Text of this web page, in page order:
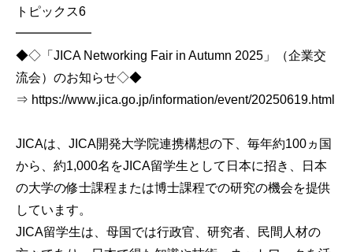
トピックス6
━━━━━━
◆◇「JICA Networking Fair in Autumn 2025」（企業交
流会）のお知らせ◇◆
⇒ https://www.jica.go.jp/information/event/20250619.html
JICAは、JICA開発大学院連携構想の下、毎年約100ヵ国
から、約1,000名をJICA留学生として日本に招き、日本
の大学の修士課程または博士課程での研究の機会を提供
しています。
JICA留学生は、母国では行政官、研究者、民間人材の